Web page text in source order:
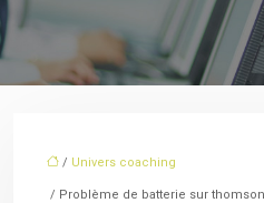
/ Univers coaching
/ Problème de batterie sur